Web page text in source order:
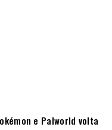
e Palworld volta